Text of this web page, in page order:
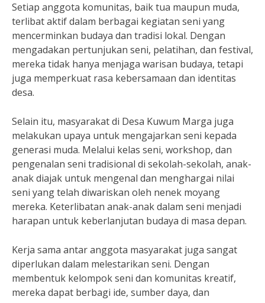
Setiap anggota komunitas, baik tua maupun muda,
terlibat aktif dalam berbagai kegiatan seni yang
mencerminkan budaya dan tradisi lokal. Dengan
mengadakan pertunjukan seni, pelatihan, dan festival,
mereka tidak hanya menjaga warisan budaya, tetapi
juga memperkuat rasa kebersamaan dan identitas
desa.
Selain itu, masyarakat di Desa Kuwum Marga juga
melakukan upaya untuk mengajarkan seni kepada
generasi muda. Melalui kelas seni, workshop, dan
pengenalan seni tradisional di sekolah-sekolah, anak-
anak diajak untuk mengenal dan menghargai nilai
seni yang telah diwariskan oleh nenek moyang
mereka. Keterlibatan anak-anak dalam seni menjadi
harapan untuk keberlanjutan budaya di masa depan.
Kerja sama antar anggota masyarakat juga sangat
diperlukan dalam melestarikan seni. Dengan
membentuk kelompok seni dan komunitas kreatif,
mereka dapat berbagi ide, sumber daya, dan